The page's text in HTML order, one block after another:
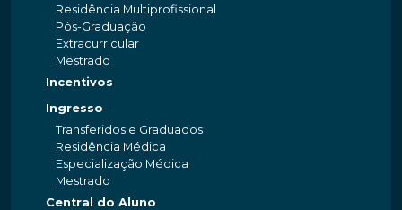
Residência Multiprofissional
Pós-Graduação
Extracurricular
Mestrado
Incentivos
Ingresso
Transferidos e Graduados
Residência Médica
Especialização Médica
Mestrado
Central do Aluno